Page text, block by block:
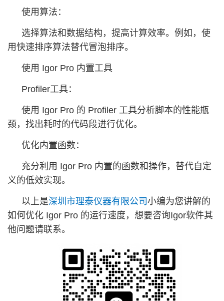
使用算法：
选择算法和数据结构，提高计算效率。例如，使
用快速排序算法替代冒泡排序。
使用 Igor Pro 内置工具
Profiler工具：
使用 Igor Pro 的 Profiler 工具分析脚本的性能瓶
颈，找出耗时的代码段进行优化。
优化内置函数：
充分利用 Igor Pro 内置的函数和操作，替代自定
义的低效实现。
以上是深圳市理泰仪器有限公司 小编为您讲解的
如何优化 Igor Pro 的运行速度，想要咨询Igor软件其
他问题请联系。